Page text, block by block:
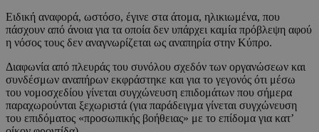
Ειδική αναφορά, ωστόσο, έγινε στα άτομα, ηλικιωμένα, που
πάσχουν από άνοια για τα οποία δεν υπάρχει καμία πρόβλεψη αφού
η νόσος τους δεν αναγνωρίζεται ως αναπηρία στην Κύπρο.
Διαφωνία από πλευράς του συνόλου σχεδόν των οργανώσεων και
συνδέσμων αναπήρων εκφράστηκε και για το γεγονός ότι μέσω
του νομοσχεδίου γίνεται συγχώνευση επιδομάτων που σήμερα
παραχωρούνται ξεχωριστά (για παράδειγμα γίνεται συγχώνευση
του επιδόματος «προσωπικής βοήθειας» με το επίδομα για κατ’